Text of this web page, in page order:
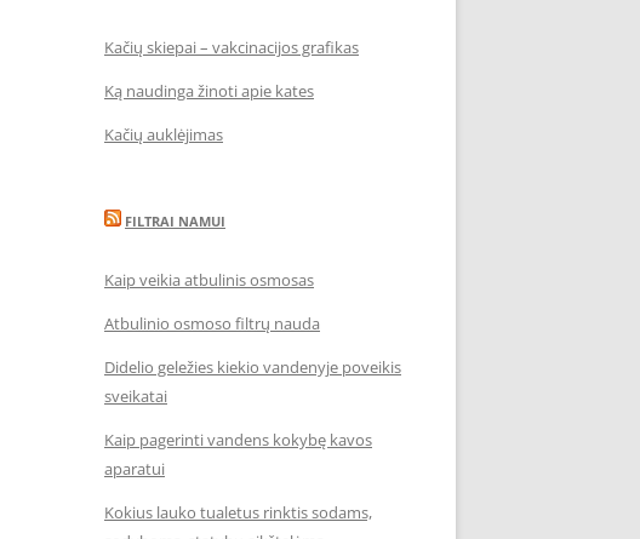
Kačių skiepai – vakcinacijos grafikas
Ką naudinga žinoti apie kates
Kačių auklėjimas
FILTRAI NAMUI
Kaip veikia atbulinis osmosas
Atbulinio osmoso filtrų nauda
Didelio geležies kiekio vandenyje poveikis
sveikatai
Kaip pagerinti vandens kokybę kavos
aparatui
Kokius lauko tualetus rinktis sodams,